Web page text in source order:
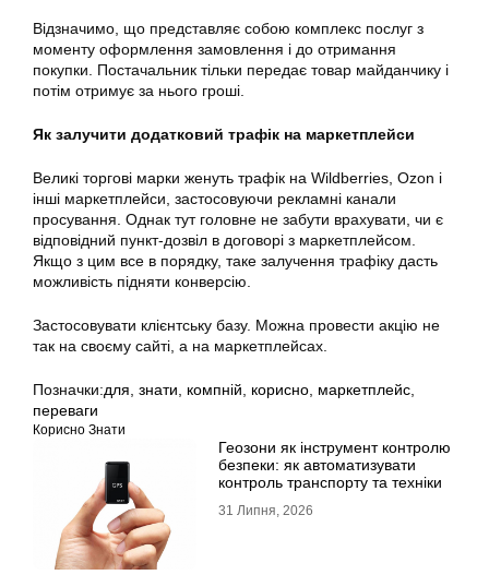
Відзначимо, що представляє собою комплекс послуг з
моменту оформлення замовлення і до отримання
покупки. Постачальник тільки передає товар майданчику і
потім отримує за нього гроші.
Як залучити додатковий трафік на маркетплейси
Великі торгові марки женуть трафік на Wildberries, Ozon і
інші маркетплейси, застосовуючи рекламні канали
просування. Однак тут головне не забути врахувати, чи є
відповідний пункт-дозвіл в договорі з маркетплейсом.
Якщо з цим все в порядку, таке залучення трафіку дасть
можливість підняти конверсію.
Застосовувати клієнтську базу. Можна провести акцію не
так на своєму сайті, а на маркетплейсах.
Позначки:для знати компнiй корисно маркетплейс
переваги
Корисно Знати
Геозони як інструмент контролю
безпеки: як автоматизувати
контроль транспорту та техніки
31 Липня, 2026